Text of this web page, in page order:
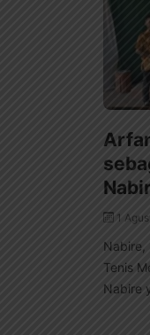
1
Nabire,
Tenis
Nabire